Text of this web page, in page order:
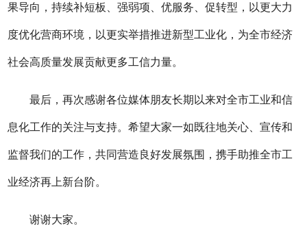
果导向，持续补短板、强弱项、优服务、促转型，以更大力
度优化营商环境，以更实举措推进新型工业化，为全市经济
社会高质量发展贡献更多工信力量。
最后，再次感谢各位媒体朋友长期以来对全市工业和信
息化工作的关注与支持。希望大家一如既往地关心、宣传和
监督我们的工作，共同营造良好发展氛围，携手助推全市工
业经济再上新台阶。
谢谢大家。